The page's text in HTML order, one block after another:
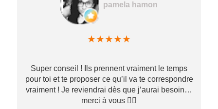
pamela hamon
★★★★★
Super conseil ! Ils prennent vraiment le temps
pour toi et te proposer ce qu’il va te correspondre
vraiment ! Je reviendrai dès que j’aurai besoin…
merci à vous ✌🏼